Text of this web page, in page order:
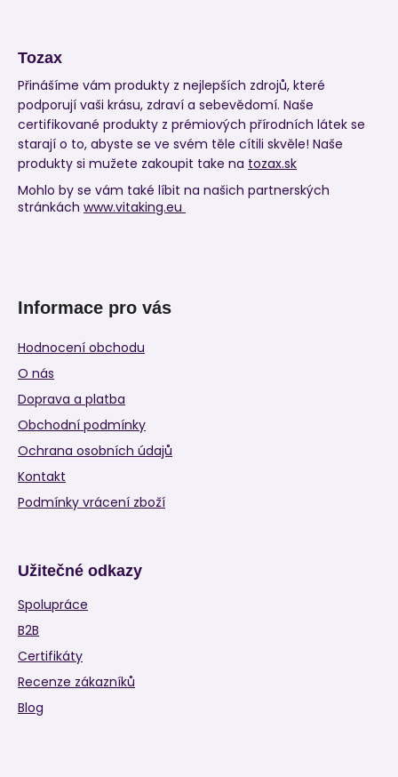
Tozax
Přinášíme vám produkty z nejlepších zdrojů, které
podporují vaši krásu, zdraví a sebevědomí. Naše
certifikované produkty z prémiových přírodních látek se
starají o to, abyste se ve svém těle cítili skvěle! Naše
produkty si mužete zakoupit take na tozax.sk
Mohlo by se vám také líbit na našich partnerských
stránkách www.vitaking.eu
Informace pro vás
Hodnocení obchodu
O nás
Doprava a platba
Obchodní podmínky
Ochrana osobních údajů
Kontakt
Podmínky vrácení zboží
Užitečné odkazy
Spolupráce
B2B
Certifikáty
Recenze zákazníků
Blog